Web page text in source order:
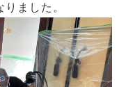
ました。